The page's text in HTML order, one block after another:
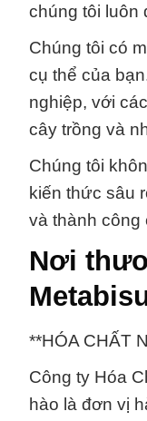
chúng tôi luôn
Chúng tôi có
cụ thể của
nghiệp, với
cây trồng và
Chúng tôi
kiến thức sâu
và thành công
Nơi
**HÓA CHẤT
Công ty Hóa
hào là đơn vị